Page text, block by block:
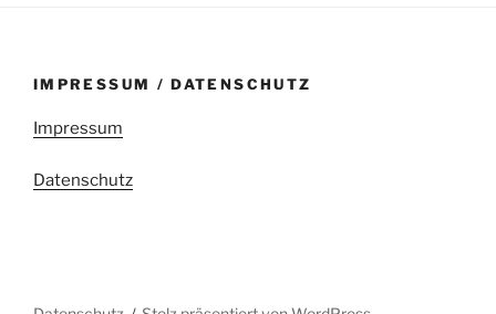
IMPRESSUM / DATENSCHUTZ
Impressum
Datenschutz